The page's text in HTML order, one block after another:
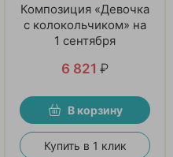
Композиция «Девочка
с колокольчиком» на
1 сентября
6 821 ₽
В корзину
Купить в 1 клик